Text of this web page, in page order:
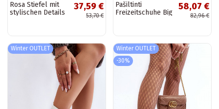
Rosa Stiefel mit
stylischen Details
37,59 €
53,70 €
Pašiltinti
Freizeitschuhe Big
58,07 €
82,96 €
Winter OUTLET
Winter OUTLET
-30%